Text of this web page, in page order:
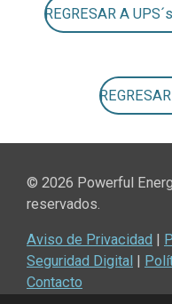
REGRESAR A
© 2026 Powerful
reservados.
Aviso de Privacidad
Seguridad Digital
Contacto